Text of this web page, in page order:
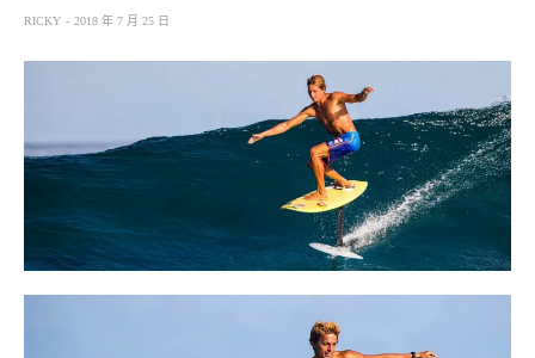
RICKY 2018 年 7 月 25 日